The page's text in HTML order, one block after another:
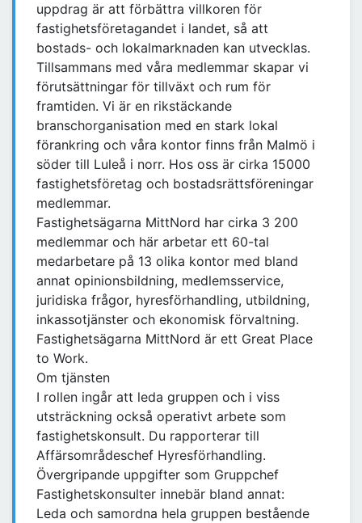
uppdrag är att förbättra villkoren för
fastighetsföretagandet i landet, så att
bostads- och lokalmarknaden kan utvecklas.
Tillsammans med våra medlemmar skapar vi
förutsättningar för tillväxt och rum för
framtiden. Vi är en rikstäckande
branschorganisation med en stark lokal
förankring och våra kontor finns från Malmö i
söder till Luleå i norr. Hos oss är cirka 15000
fastighetsföretag och bostadsrättsföreningar
medlemmar.
Fastighetsägarna MittNord har cirka 3 200
medlemmar och här arbetar ett 60-tal
medarbetare på 13 olika kontor med bland
annat opinionsbildning, medlemsservice,
juridiska frågor, hyresförhandling, utbildning,
inkassotjänster och ekonomisk förvaltning.
Fastighetsägarna MittNord är ett Great Place
to Work.
Om tjänsten
I rollen ingår att leda gruppen och i viss
utsträckning också operativt arbete som
fastighetskonsult. Du rapporterar till
Affärsområdeschef Hyresförhandling.
Övergripande uppgifter som Gruppchef
Fastighetskonsulter innebär bland annat:
Leda och samordna hela gruppen bestående